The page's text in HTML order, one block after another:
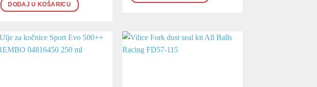
DODAJ U KOŠARICU